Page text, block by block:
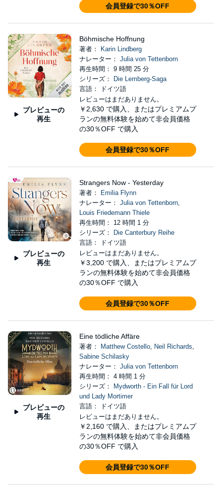
会員登録で30％OFF
プレビューの
再生
Böhmische Hoffnung
著者：
Karin Lindberg
ナレーター： Julia von Tettenborn
再生時間： 9 時間 25 分
シリーズ：
Die Lemberg-Saga
言語： ドイツ語
レビューはまだありません。
￥2,630 で購入、またはプレミアムプ
ランの無料体験を始めて非会員価格
の30％OFF で購入
会員登録で30％OFF
プレビューの
再生
Strangers Now - Yesterday
著者：
Emilia Flynn
ナレーター： Julia von Tettenborn,
Louis Friedemann Thiele
再生時間： 12 時間 1 分
シリーズ：
Die Canterbury Reihe
言語： ドイツ語
レビューはまだありません。
￥3,200 で購入、またはプレミアムプ
ランの無料体験を始めて非会員価格
の30％OFF で購入
会員登録で30％OFF
プレビューの
再生
Eine tödliche Affäre
著者： Matthew Costello, Neil Richards,
Sabine Schilasky
ナレーター： Julia von Tettenborn
再生時間： 4 時間 1 分
シリーズ：
Mydworth - Ein Fall für Lord
und Lady Mortimer
言語： ドイツ語
レビューはまだありません。
￥2,160 で購入、またはプレミアムプ
ランの無料体験を始めて非会員価格
の30％OFF で購入
会員登録で30％OFF